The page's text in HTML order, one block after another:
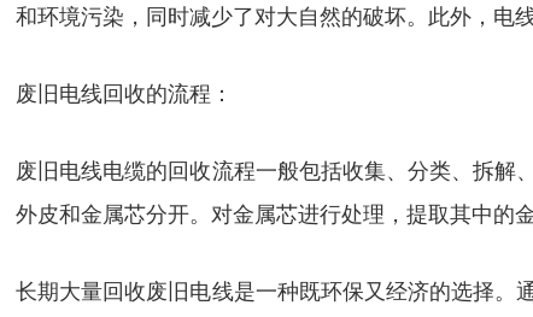
和环境污染，同时减少了对大自然的破坏。此外，电
废旧电线回收的流程：
废旧电线电缆的回收流程一般包括收集、分类、拆
外皮和金属芯分开。对金属芯进行处理，提取其中的
长期大量回收废旧电线是一种既环保又经济的选择